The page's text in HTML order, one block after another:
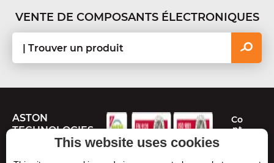
VENTE DE COMPOSANTS ÉLECTRONIQUES
ASTON
TECHNOLOGIES
Co
nt
This website uses cookies